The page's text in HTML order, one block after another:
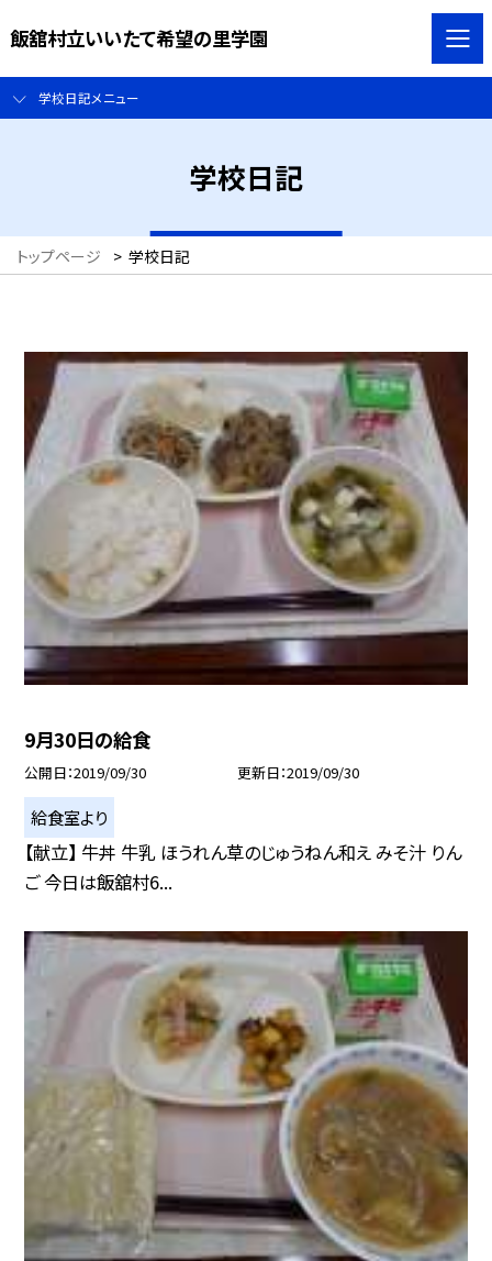
飯舘村立いいたて希望の里学園
学校日記メニュー
学校日記
トップページ > 学校日記
9月30日の給食
公開日 2019/09/30 更新日 2019/09/30
給食室より
【献立】 牛丼 牛乳 ほうれん草のじゅうねん和え みそ汁 りん
ご 今日は飯舘村6...